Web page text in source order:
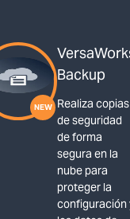
Backup
Realiza copias
de seguridad
de forma
segura en la
nube para
proteger la
configuración